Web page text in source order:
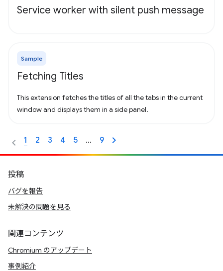
Service worker with silent push message
Sample
Fetching Titles
This extension fetches the titles of all the tabs in the current
window and displays them in a side panel.
1 2 3 4 5 … 9
投稿
バグを報告
未解決の問題を見る
関連コンテンツ
Chromium のアップデート
事例紹介